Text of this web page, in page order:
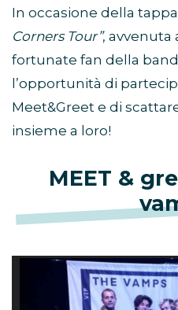
In occasione della
Corners Tour”, avvenuta
fortunate fan della
l’opportunità di
Meet&Greet e di
insieme a loro!
MEET &